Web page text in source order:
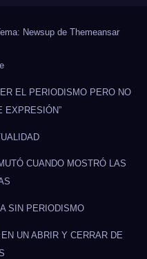
Newsup deThemeansar
EL PERIODISMO PERO NO
EXPRESIÓN”
CUANDO MOSTRÓ LAS
SIN PERIODISMO
UN ABRIR Y CERRAR DE